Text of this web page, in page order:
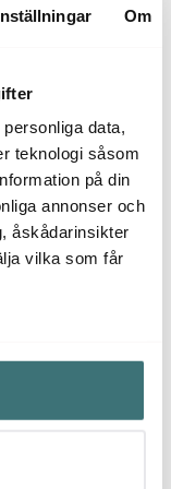
Om
data,
teknologi såsom
på din
annonser och
åskådarinsikter
vilka som får
plats som
meter
skanna den för